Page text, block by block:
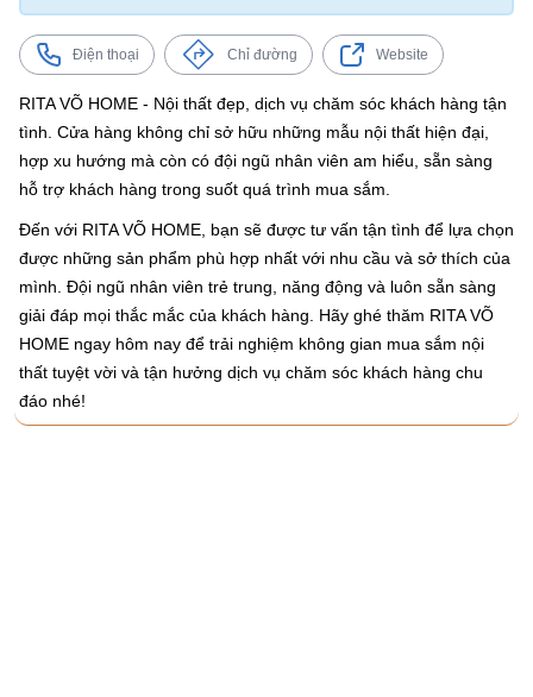
Điện thoại Chỉ đường Website
RITA VÕ HOME - Nội thất đẹp, dịch vụ chăm sóc khách hàng tận
tình. Cửa hàng không chỉ sở hữu những mẫu nội thất hiện đại,
hợp xu hướng mà còn có đội ngũ nhân viên am hiểu, sẵn sàng
hỗ trợ khách hàng trong suốt quá trình mua sắm.
Đến với RITA VÕ HOME, bạn sẽ được tư vấn tận tình để lựa chọn
được những sản phẩm phù hợp nhất với nhu cầu và sở thích của
mình. Đội ngũ nhân viên trẻ trung, năng động và luôn sẵn sàng
giải đáp mọi thắc mắc của khách hàng. Hãy ghé thăm RITA VÕ
HOME ngay hôm nay để trải nghiệm không gian mua sắm nội
thất tuyệt vời và tận hưởng dịch vụ chăm sóc khách hàng chu
đáo nhé!